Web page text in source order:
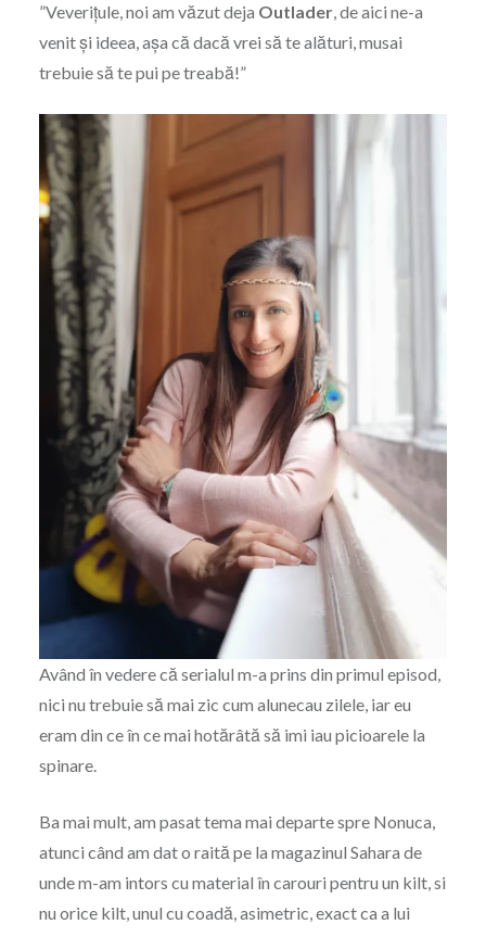
”Veverițule, noi am văzut deja Outlader, de aici ne-a
venit și ideea, așa că dacă vrei să te alături, musai
trebuie să te pui pe treabă!”
Având în vedere că serialul m-a prins din primul episod,
nici nu trebuie să mai zic cum alunecau zilele, iar eu
eram din ce în ce mai hotărâtă să imi iau picioarele la
spinare.
Ba mai mult, am pasat tema mai departe spre Nonuca,
atunci când am dat o raită pe la magazinul Sahara de
unde m-am intors cu material în carouri pentru un kilt, si
nu orice kilt, unul cu coadă, asimetric, exact ca a lui